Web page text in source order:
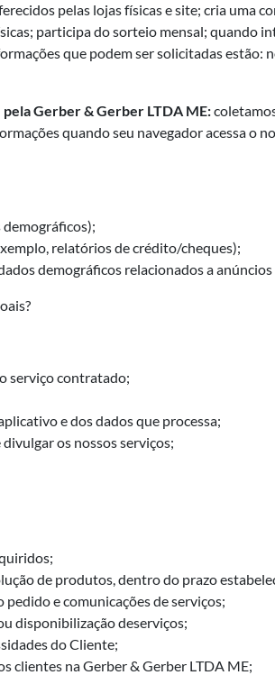
pelas lojas físicas e site; cria uma
participa do sorteio mensal; quando
que podem ser solicitadas
Gerber & Gerber LTDA ME:
quando seu navegador acessa o
relatórios de crédito/cheques);
demográficos relacionados a
serviço contratado;
e dos dados que processa;
os nossos serviços;
de produtos, dentro do prazo
e comunicações de serviços;
disponibilização deserviços;
do Cliente;
clientes na Gerber & Gerber LTDA ME;